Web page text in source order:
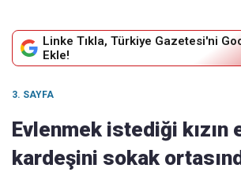
Linke Tıkla, Türkiye Gazetesi'ni
Ekle!
3. SAYFA
Evlenmek istediği kızın
kardeşini sokak